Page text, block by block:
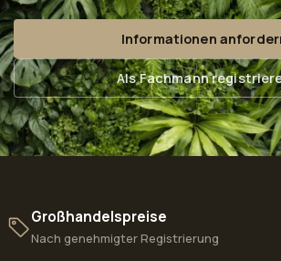
Informationen
Als Fachmann
Großhandelspreise
Nach genehmigter Registrierung